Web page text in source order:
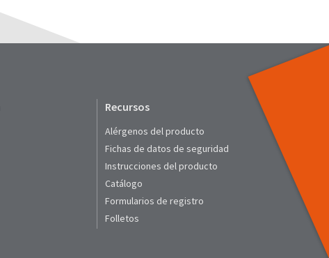
Recursos
Alérgenos del producto
Fichas de datos de seguridad
Instrucciones del producto
Catálogo
Formularios de registro
Folletos